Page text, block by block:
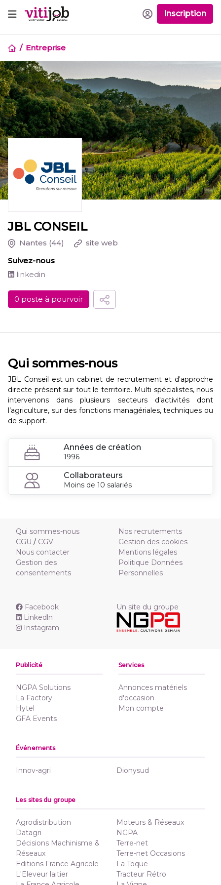
Inscription
Entreprise
JBL CONSEIL
Nantes (44)
site web
Suivez-nous
linkedin
0 poste à pourvoir
Qui sommes-nous
JBL Conseil est un cabinet de recrutement et d'approche
directe présent sur tout le territoire. Multi spécialistes, nous
intervenons dans plusieurs secteurs d'activités dont
l’agriculture, sur des fonctions managériales, techniques ou
de support.
Années de création
1996
Collaborateurs
Moins de 10 salariés
Qui sommes-nous
CGU / CGV
Nous contacter
Gestion des
consentements
Nos recrutements
Gestion des cookies
Mentions légales
Politique Données
Personnelles
Facebook
Linkedln
Instagram
Un site du groupe
Publicité
NGPA Solutions
La Factory
Hytel
GFA Events
Services
Annonces matériels
d'occasion
Mon compte
Événements
Innov-agri Dionysud
Les sites du groupe
Agrodistribution
Datagri
Décisions Machinisme &
Réseaux
Editions France Agricole
L'Eleveur laitier
Moteurs & Réseaux
NGPA
Terre-net
Terre-net Occasions
La Toque
Tracteur Rétro